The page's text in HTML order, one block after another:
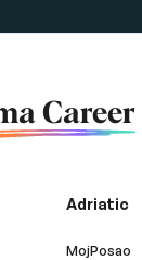
Career
Adriatic
MojPosao